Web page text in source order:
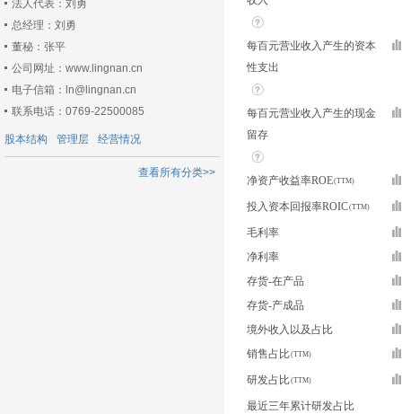
法人代表：刘勇
总经理：刘勇
董秘：张平
公司网址：www.lingnan.cn
电子信箱：ln@lingnan.cn
联系电话：0769-22500085
股本结构 管理层 经营情况
查看所有分类>>
每百元营业收入产生的资本
性支出
每百元营业收入产生的现金
留存
净资产收益率ROE
投入资本回报率ROIC
毛利率
净利率
存货-在产品
存货-产成品
境外收入以及占比
销售占比
研发占比
最近三年累计研发占比